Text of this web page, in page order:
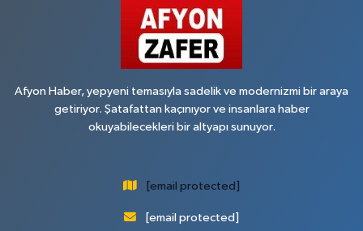
Afyon Haber, yepyeni temasıyla sadelik ve modernizmi bir araya
getiriyor. Şatafattan kaçınıyor ve insanlara haber
okuyabilecekleri bir altyapı sunuyor.
[email protected]
[email protected]